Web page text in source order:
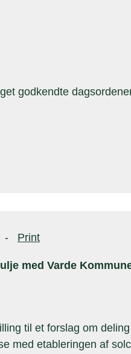
godkendte
- Print
med Varde
til et forslag om
med etableringen af